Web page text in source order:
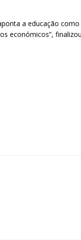
a educação
económicos”,